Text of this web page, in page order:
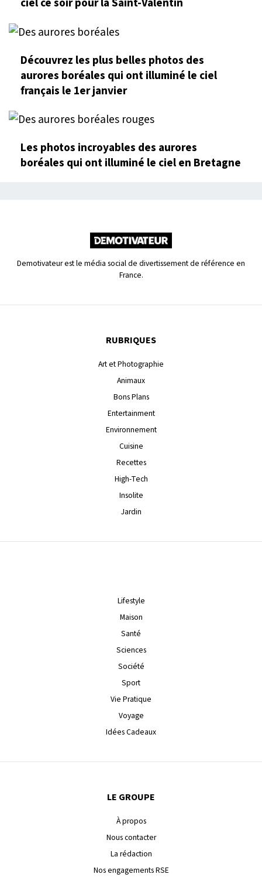
Découvrez les plus belles photos des
aurores boréales qui ont illuminé le ciel
français le 1er janvier
Les photos incroyables des aurores
boréales qui ont illuminé le ciel en Bretagne
Demotivateur est le média social de divertissement de référence en
France.
RUBRIQUES
Art et Photographie
Animaux
Bons Plans
Entertainment
Environnement
Cuisine
Recettes
High-Tech
Insolite
Jardin
Lifestyle
Maison
Santé
Sciences
Société
Sport
Vie Pratique
Voyage
Idées Cadeaux
LE GROUPE
À propos
Nous contacter
La rédaction
Nos engagements RSE